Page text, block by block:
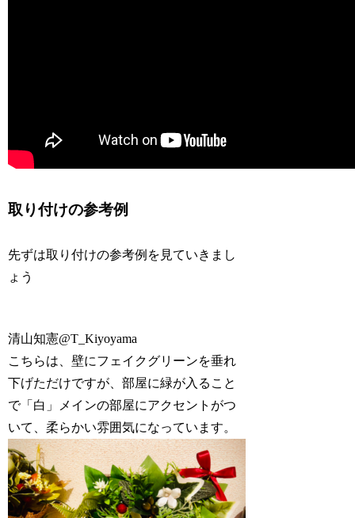
取り付けの参考例
先ずは取り付けの参考例を見ていきまし
ょう
清山知憲@T_Kiyoyama
こちらは、壁にフェイクグリーンを垂れ
下げただけですが、部屋に緑が入ること
で「白」メインの部屋にアクセントがつ
いて、柔らかい雰囲気になっています。